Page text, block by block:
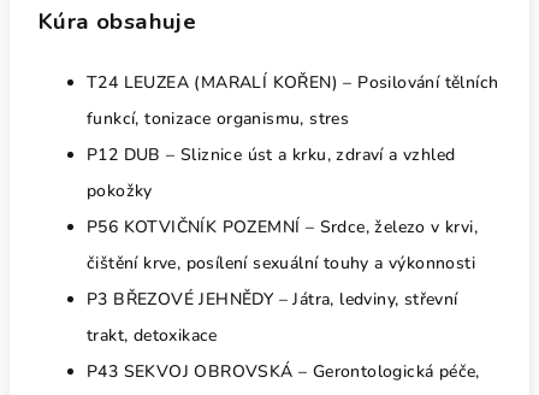
Kúra obsahuje
T24 LEUZEA (MARALÍ KOŘEN) – Posilování tělních
funkcí, tonizace organismu, stres
P12 DUB – Sliznice úst a krku, zdraví a vzhled
pokožky
P56 KOTVIČNÍK POZEMNÍ – Srdce, železo v krvi,
čištění krve, posílení sexuální touhy a výkonnosti
P3 BŘEZOVÉ JEHNĚDY – Játra, ledviny, střevní
trakt, detoxikace
P43 SEKVOJ OBROVSKÁ – Gerontologická péče,